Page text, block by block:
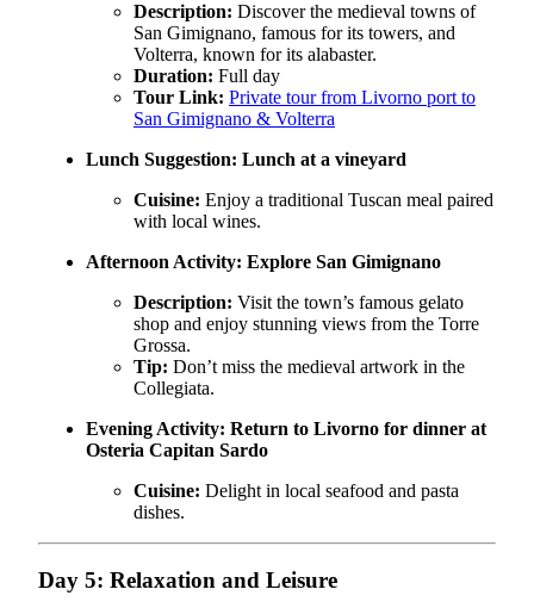
Description: Discover the medieval towns of
San Gimignano, famous for its towers, and
Volterra, known for its alabaster.
Duration: Full day
Tour Link: Private tour from Livorno port to
San Gimignano & Volterra
Lunch Suggestion: Lunch at a vineyard
Cuisine: Enjoy a traditional Tuscan meal paired
with local wines.
Afternoon Activity: Explore San Gimignano
Description: Visit the town’s famous gelato
shop and enjoy stunning views from the Torre
Grossa.
Tip: Don’t miss the medieval artwork in the
Collegiata.
Evening Activity: Return to Livorno for dinner at
Osteria Capitan Sardo
Cuisine: Delight in local seafood and pasta
dishes.
Day 5: Relaxation and Leisure